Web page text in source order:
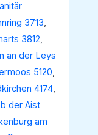
3713,
3812,
an der Leys
5120,
4174,
der Aist
am